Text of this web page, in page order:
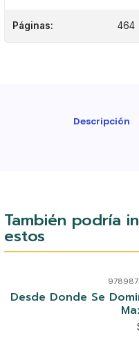
Páginas: 464
Descripción
También podría
estos
Desde Donde Se